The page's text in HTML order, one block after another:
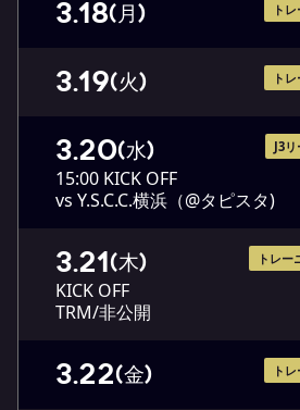
3.18(月) ト
3.19(火) ト
3.20(水) J3
15:00 KICK OFF
vs Y.S.C.C.横浜（@タピスタ)
3.21(木) トレー
KICK OFF
TRM/非公開
3.22(金) ト